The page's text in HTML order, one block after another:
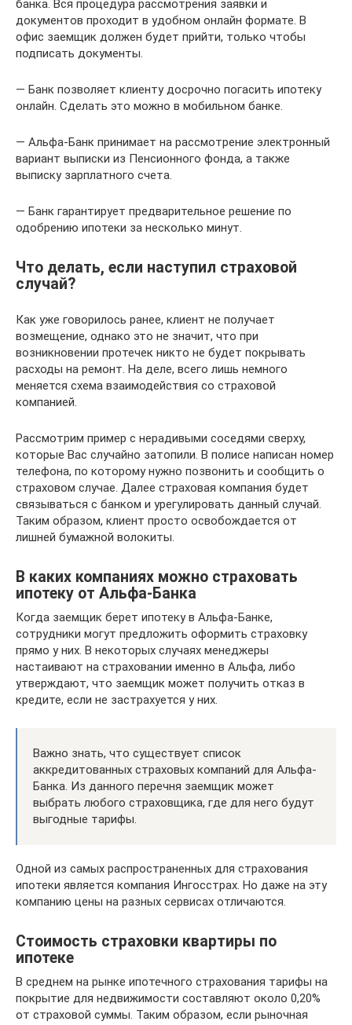
банка. Вся процедура рассмотрения заявки и
документов проходит в удобном онлайн формате. В
офис заемщик должен будет прийти, только чтобы
подписать документы.
— Банк позволяет клиенту досрочно погасить ипотеку
онлайн. Сделать это можно в мобильном банке.
— Альфа-Банк принимает на рассмотрение электронный
вариант выписки из Пенсионного фонда, а также
выписку зарплатного счета.
— Банк гарантирует предварительное решение по
одобрению ипотеки за несколько минут.
Что делать, если наступил страховой
случай?
Как уже говорилось ранее, клиент не получает
возмещение, однако это не значит, что при
возникновении протечек никто не будет покрывать
расходы на ремонт. На деле, всего лишь немного
меняется схема взаимодействия со страховой
компанией.
Рассмотрим пример с нерадивыми соседями сверху,
которые Вас случайно затопили. В полисе написан номер
телефона, по которому нужно позвонить и сообщить о
страховом случае. Далее страховая компания будет
связываться с банком и урегулировать данный случай.
Таким образом, клиент просто освобождается от
лишней бумажной волокиты.
В каких компаниях можно страховать
ипотеку от Альфа-Банка
Когда заемщик берет ипотеку в Альфа-Банке,
сотрудники могут предложить оформить страховку
прямо у них. В некоторых случаях менеджеры
настаивают на страховании именно в Альфа, либо
утверждают, что заемщик может получить отказ в
кредите, если не застрахуется у них.
Важно знать, что существует список
аккредитованных страховых компаний для Альфа-
Банка. Из данного перечня заемщик может
выбрать любого страховщика, где для него будут
выгодные тарифы.
Одной из самых распространенных для страхования
ипотеки является компания Ингосстрах. Но даже на эту
компанию цены на разных сервисах отличаются.
Стоимость страховки квартиры по
ипотеке
В среднем на рынке ипотечного страхования тарифы на
покрытие для недвижимости составляют около 0,20%
от страховой суммы. Таким образом, если рыночная